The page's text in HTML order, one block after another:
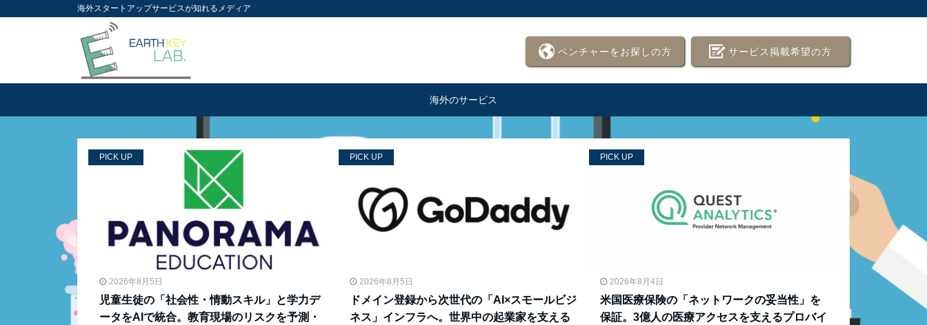
海外スタートアップサービスが知れるメディア
ベンチャーをお探しの方 サービス掲載希望の方
海外のサービス
PICK UP
2026年8月5日
児童生徒の「社会性・情動スキル」と学力デ
ータをAIで統合。教育現場のリスクを予測・
PICK UP
2026年8月5日
ドメイン登録から次世代の「AI×スモールビジ
ネス」インフラへ。世界中の起業家を支える
PICK UP
2026年8月4日
米国医療保険の「ネットワークの妥当性」を
保証。3億人の医療アクセスを支えるプロバイ